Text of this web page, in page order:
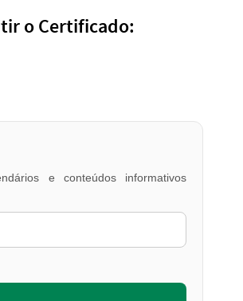
o Certificado:
e conteúdos informativos